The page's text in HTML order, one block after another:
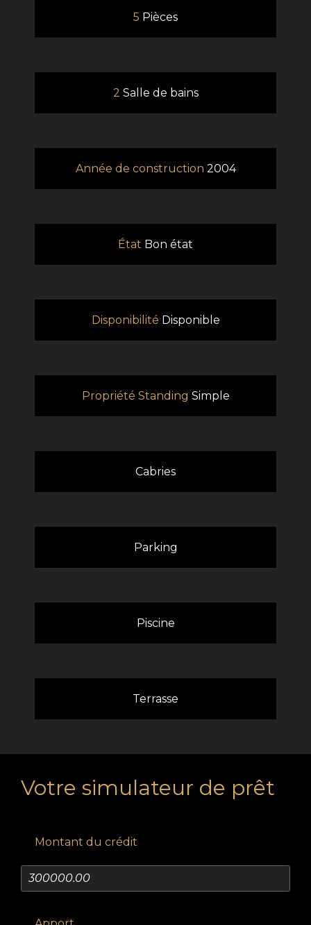
5 Pièces
2 Salle de bains
Année de construction 2004
État Bon état
Disponibilité Disponible
Propriété Standing Simple
Cabries
Parking
Piscine
Terrasse
Votre simulateur de prêt
Montant du crédit